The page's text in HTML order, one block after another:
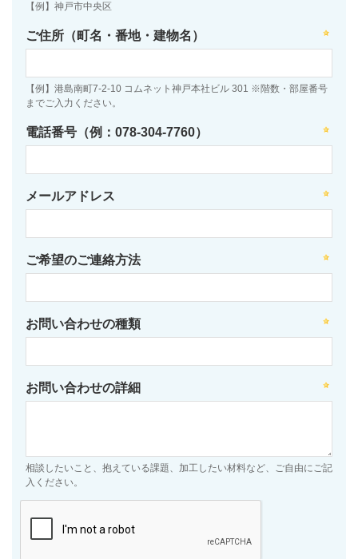
【例】神戸市中央区
ご住所（町名・番地・建物名）
【例】港島南町7-2-10 コムネット神戸本社ビル 301 ※階数・部屋番号
までご入力ください。
電話番号（例：078-304-7760）
メールアドレス
ご希望のご連絡方法
お問い合わせの種類
お問い合わせの詳細
相談したいこと、抱えている課題、加工したい材料など、ご自由にご記
入ください。